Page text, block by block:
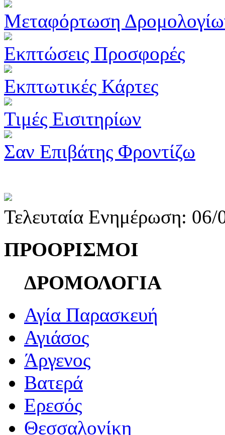
Μεταφόρτωση
Εκπτώσεις Προσφορές
Εκπτωτικές Κάρτες
Τιμές Εισιτηρίων
Σαν Επιβάτης Φροντίζω
Τελευταία Ενημέρωση:
ΠΡΟΟΡΙΣΜΟΙ
ΔΡΟΜΟΛΟΓΙΑ
Αγία Παρασκευή
Αγιάσος
Άργενος
Βατερά
Ερεσός
Θεσσαλονίκη